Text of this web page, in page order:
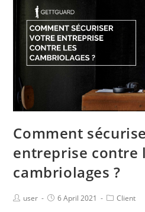
Comment
entreprise contre
cambriolages ?
user 6 April 2021 Client